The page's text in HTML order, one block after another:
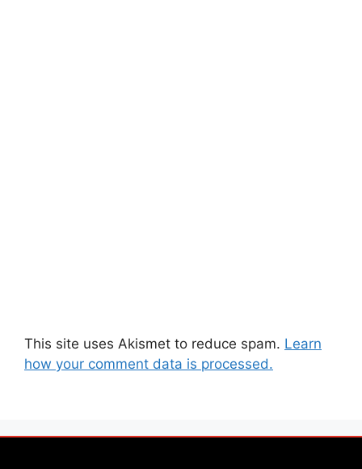
This site uses Akismet to reduce spam. Learn
how your comment data is processed.